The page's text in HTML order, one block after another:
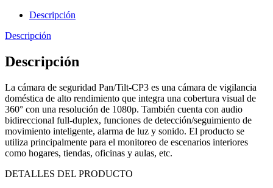
Descripción
Descripción
Descripción
La cámara de seguridad Pan/Tilt-CP3 es una cámara de vigilancia
doméstica de alto rendimiento que integra una cobertura visual de
360° con una resolución de 1080p. También cuenta con audio
bidireccional full-duplex, funciones de detección/seguimiento de
movimiento inteligente, alarma de luz y sonido. El producto se
utiliza principalmente para el monitoreo de escenarios interiores
como hogares, tiendas, oficinas y aulas, etc.
DETALLES DEL PRODUCTO